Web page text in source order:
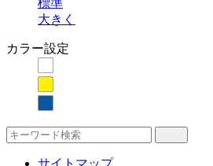
大きく
カラー設定
サイトマップ